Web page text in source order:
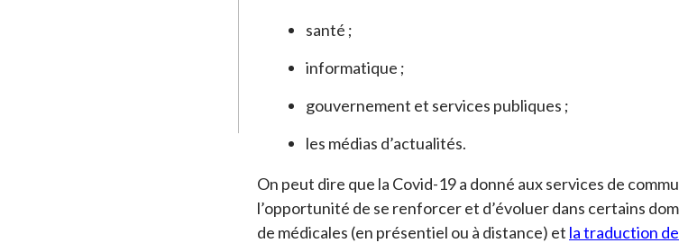
santé ;
informatique ;
gouvernement et services publiques ;
les médias d’actualités.
On peut dire que la Covid-19 a donné aux services de
l’opportunité de se renforcer et d’évoluer dans certains
de médicales (en présentiel ou à distance) et la traduction